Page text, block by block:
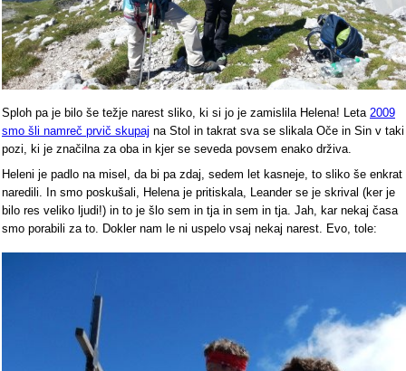
Sploh pa je bilo še težje narest sliko, ki si jo je zamislila Helena! Leta 2009
smo šli namreč prvič skupaj na Stol in takrat sva se slikala Oče in Sin v taki
pozi, ki je značilna za oba in kjer se seveda povsem enako drživa.
Heleni je padlo na misel, da bi pa zdaj, sedem let kasneje, to sliko še enkrat
naredili. In smo poskušali, Helena je pritiskala, Leander se je skrival (ker je
bilo res veliko ljudi!) in to je šlo sem in tja in sem in tja. Jah, kar nekaj časa
smo porabili za to. Dokler nam le ni uspelo vsaj nekaj narest. Evo, tole: